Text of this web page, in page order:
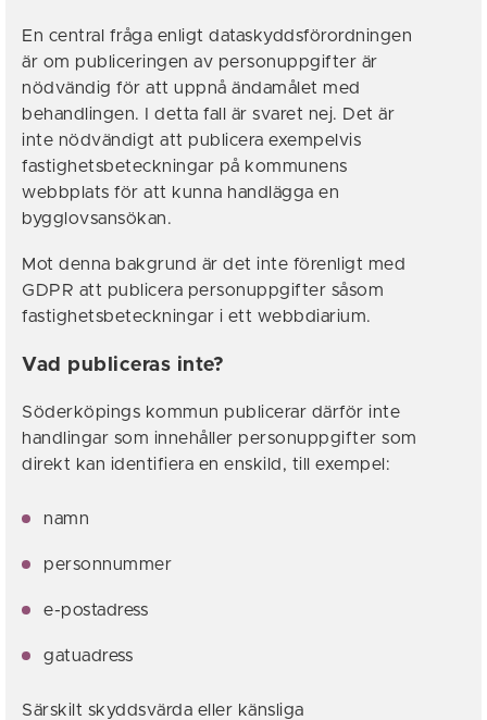
En central fråga enligt dataskyddsförordningen
är om publiceringen av personuppgifter är
nödvändig för att uppnå ändamålet med
behandlingen. I detta fall är svaret nej. Det är
inte nödvändigt att publicera exempelvis
fastighetsbeteckningar på kommunens
webbplats för att kunna handlägga en
bygglovsansökan.
Mot denna bakgrund är det inte förenligt med
GDPR att publicera personuppgifter såsom
fastighetsbeteckningar i ett webbdiarium.
Vad publiceras inte?
Söderköpings kommun publicerar därför inte
handlingar som innehåller personuppgifter som
direkt kan identifiera en enskild, till exempel:
namn
personnummer
e-postadress
gatuadress
Särskilt skyddsvärda eller känsliga